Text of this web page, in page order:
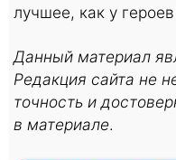
лучшее, как у
Данный материал
Редакция сайта не
точность и
в материале.